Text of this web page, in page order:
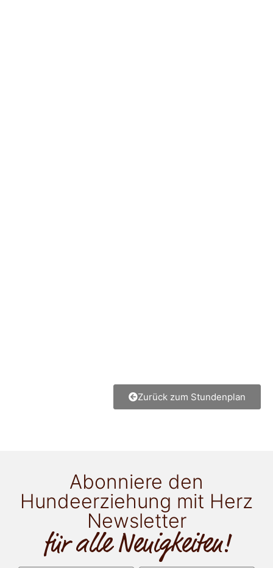
Zurück zum Stundenplan
Abonniere den
Hundeerziehung mit Herz
Newsletter
für alle Neuigkeiten!